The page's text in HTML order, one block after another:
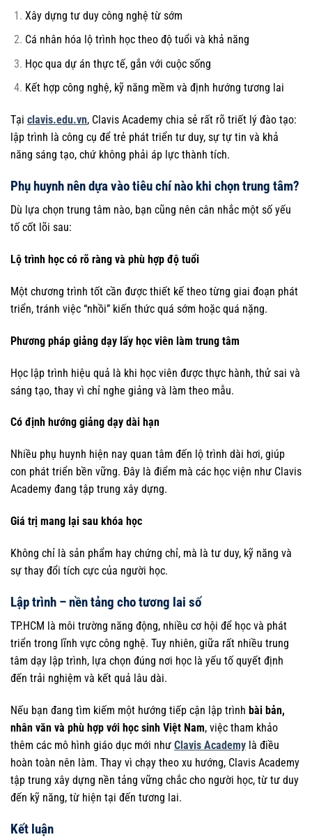
Xây dựng tư duy công nghệ từ sớm
Cá nhân hóa lộ trình học theo độ tuổi và khả năng
Học qua dự án thực tế, gắn với cuộc sống
Kết hợp công nghệ, kỹ năng mềm và định hướng tương lai
Tại clavis.edu.vn, Clavis Academy chia sẻ rất rõ triết lý đào tạo:
lập trình là công cụ để trẻ phát triển tư duy, sự tự tin và khả
năng sáng tạo, chứ không phải áp lực thành tích.
Phụ huynh nên dựa vào tiêu chí nào khi chọn trung tâm?
Dù lựa chọn trung tâm nào, bạn cũng nên cân nhắc một số yếu
tố cốt lõi sau:
Lộ trình học có rõ ràng và phù hợp độ tuổi
Một chương trình tốt cần được thiết kế theo từng giai đoạn phát
triển, tránh việc “nhồi” kiến thức quá sớm hoặc quá nặng.
Phương pháp giảng dạy lấy học viên làm trung tâm
Học lập trình hiệu quả là khi học viên được thực hành, thử sai và
sáng tạo, thay vì chỉ nghe giảng và làm theo mẫu.
Có định hướng giảng dạy dài hạn
Nhiều phụ huynh hiện nay quan tâm đến lộ trình dài hơi, giúp
con phát triển bền vững. Đây là điểm mà các học viện như Clavis
Academy đang tập trung xây dựng.
Giá trị mang lại sau khóa học
Không chỉ là sản phẩm hay chứng chỉ, mà là tư duy, kỹ năng và
sự thay đổi tích cực của người học.
Lập trình – nền tảng cho tương lai số
TP.HCM là môi trường năng động, nhiều cơ hội để học và phát
triển trong lĩnh vực công nghệ. Tuy nhiên, giữa rất nhiều trung
tâm dạy lập trình, lựa chọn đúng nơi học là yếu tố quyết định
đến trải nghiệm và kết quả lâu dài.
Nếu bạn đang tìm kiếm một hướng tiếp cận lập trình bài bản,
nhân văn và phù hợp với học sinh Việt Nam, việc tham khảo
thêm các mô hình giáo dục mới như Clavis Academy là điều
hoàn toàn nên làm. Thay vì chạy theo xu hướng, Clavis Academy
tập trung xây dựng nền tảng vững chắc cho người học, từ tư duy
đến kỹ năng, từ hiện tại đến tương lai.
Kết luận